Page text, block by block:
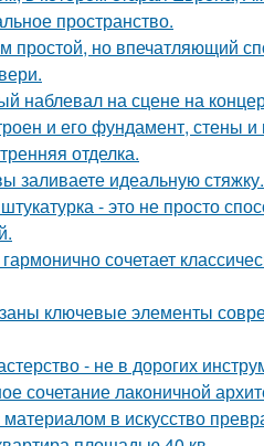
пространство.
но впечатляющий
наблевал на сцене на
и его фундамент, стены
отделка.
заливаете идеальную стяжку.
- это не просто
сочетает
ключевые элементы
- не в дорогих
сочетание лаконичной
материалом в искусство